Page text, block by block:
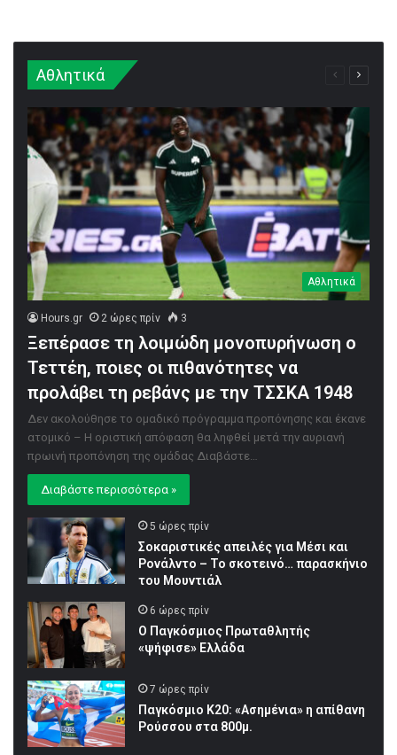
Αθλητικά
Αθλητικά
Hours.gr 2 ώρες πρίν 3
Ξεπέρασε τη λοιμώδη μονοπυρήνωση ο
Τεττέη, ποιες οι πιθανότητες να
προλάβει τη ρεβάνς με την ΤΣΣΚΑ 1948
Δεν ακολούθησε το ομαδικό πρόγραμμα προπόνησης και έκανε
ατομικό – Η οριστική απόφαση θα ληφθεί μετά την αυριανή
πρωινή προπόνηση της ομάδας Διαβάστε…
Διαβάστε περισσότερα »
5 ώρες πρίν
Σοκαριστικές απειλές για Μέσι και
Ρονάλντο – Το σκοτεινό… παρασκήνιο
του Μουντιάλ
6 ώρες πρίν
Ο Παγκόσμιος Πρωταθλητής
«ψήφισε» Ελλάδα
7 ώρες πρίν
Παγκόσμιο Κ20: «Ασημένια» η απίθανη
Ρούσσου στα 800μ.